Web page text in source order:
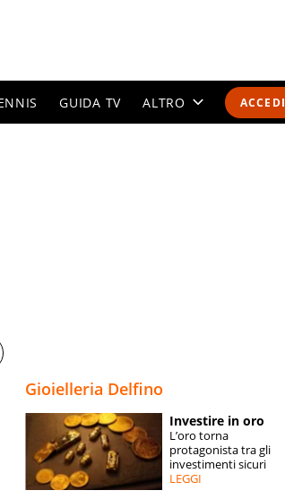
ACCEDI
GUIDA TV ALTRO
SPECIALI
ESPERTI
Gioielleria Delfino
Investire in oro
L’oro torna
protagonista tra gli
investimenti sicuri
LEGGI